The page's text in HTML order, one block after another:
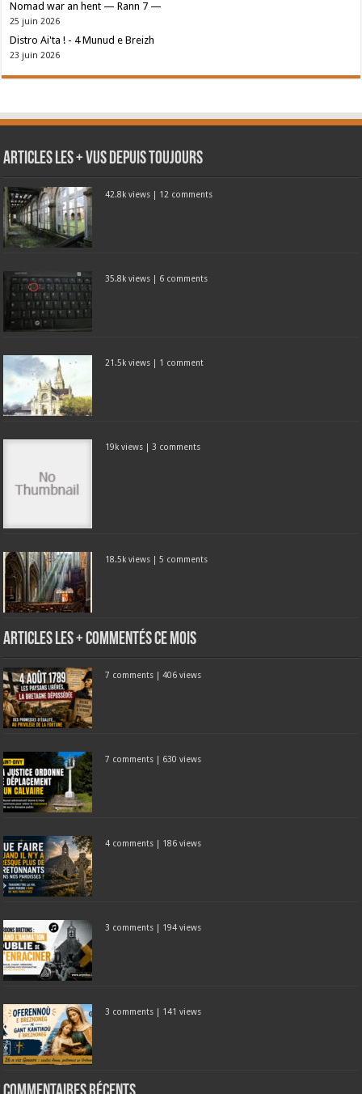
Nomad war an hent — Rann 7 —
25 juin 2026
Distro Ai'ta ! - 4 Munud e Breizh
23 juin 2026
Articles les + vus depuis toujours
42.8k views | 12 comments
35.8k views | 6 comments
21.5k views | 1 comment
19k views | 3 comments
18.5k views |5 comments
Articles les + commentés ce mois
7 comments |406 views
7 comments | 630 views
4 comments | 186 views
3 comments | 194 views
3 comments | 141 views